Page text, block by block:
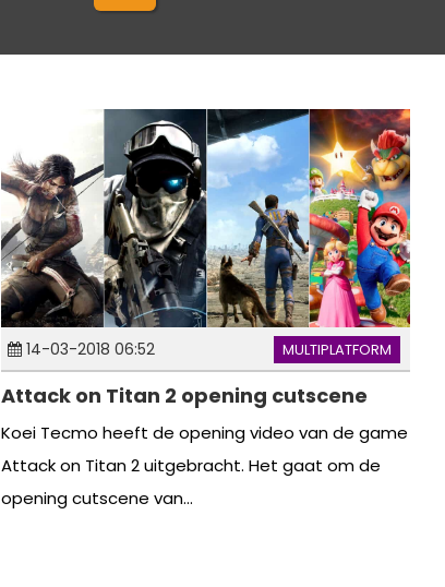
14-03-2018 06:52 MULTIPLATFORM
Attack on Titan 2 opening cutscene
Koei Tecmo heeft de opening video van de game
Attack on Titan 2 uitgebracht. Het gaat om de
opening cutscene van...